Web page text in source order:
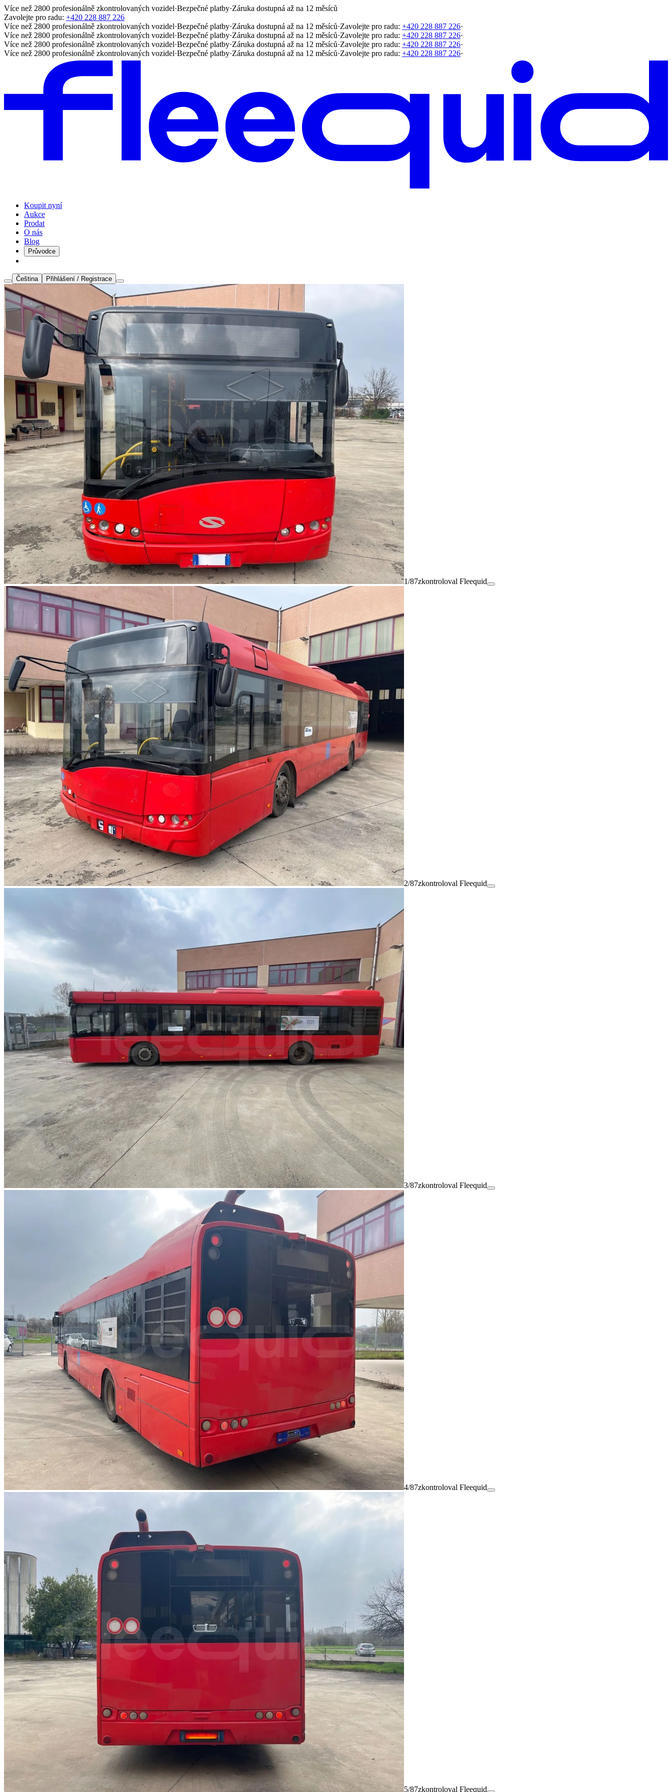
Více než 2800 profesionálně zkontrolovaných vozidel·Bezpečné platby·Záruka dostupná až na 12 měsíců
Zavolejte pro radu: +420 228 887 226
Více než 2800 profesionálně zkontrolovaných vozidel·Bezpečné platby·Záruka dostupná až na 12 měsíců·Zavolejte pro radu: +420 228 887 226·
Více než 2800 profesionálně zkontrolovaných vozidel·Bezpečné platby·Záruka dostupná až na 12 měsíců·Zavolejte pro radu: +420 228 887 226·
Více než 2800 profesionálně zkontrolovaných vozidel·Bezpečné platby·Záruka dostupná až na 12 měsíců·Zavolejte pro radu: +420 228 887 226·
Více než 2800 profesionálně zkontrolovaných vozidel·Bezpečné platby·Záruka dostupná až na 12 měsíců·Zavolejte pro radu: +420 228 887 226·
Koupit nyní
Aukce
Prodat
O nás
Blog
Průvodce
Čeština Přihlášení / Registrace
1/87zkontroloval Fleequid
2/87zkontroloval Fleequid
3/87zkontroloval Fleequid
4/87zkontroloval Fleequid
5/87zkontroloval Fleequid